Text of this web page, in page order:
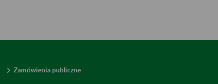
Zamówienia publiczne